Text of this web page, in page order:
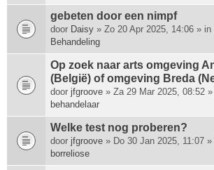
.
gebeten door een nimpf
door Daisy » Zo 20 Apr 2025, 14:06 » in
Behandeling
Op zoek naar arts omgeving
(België) of omgeving Breda
door jfgroove » Za 29 Mar 2025, 08:52
behandelaar
Welke test nog proberen?
door jfgroove » Do 30 Jan 2025, 11:07 »
borreliose